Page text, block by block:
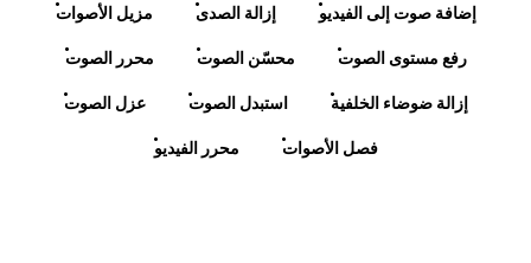
مزيل الأصوات إزالة الصدى إضافة صوت إلى الفيديو
محرر الصوت محسّن الصوت رفع مستوى الصوت
عزل الصوت استبدل الصوت إزالة ضوضاء الخلفية
محرر الفيديو فصل الأصوات